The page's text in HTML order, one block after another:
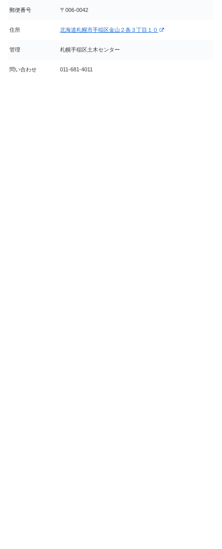
郵便番号 〒006-0042
住所 北海道札幌市手稲区金山２条３丁目１０
管理 札幌手稲区土木センター
問い合わせ 011-681-4011